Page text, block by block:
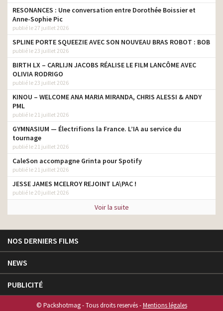
RESONANCES : Une conversation entre Dorothée Boissier et
Anne-Sophie Pic
publié le 27 juillet 2026
SPLINE PORTE SQUEEZIE AVEC SON NOUVEAU BRAS ROBOT : BOB
publié le 23 juillet 2026
BIRTH LX – CARLIJN JACOBS RÉALISE LE FILM LANCÔME AVEC
OLIVIA RODRIGO
publié le 23 juillet 2026
KINOU – WELCOME ANA MARIA MIRANDA, CHRIS ALESSI & ANDY
PML
publié le 21 juillet 2026
GYMNASIUM — Électrifions la France. L’IA au service du
tournage
publié le 21 juillet 2026
CaleSon accompagne Grinta pour Spotify
publié le 21 juillet 2026
JESSE JAMES MCELROY REJOINT LA\PAC !
publié le 20 juillet 2026
Voir la suite
NOS DERNIERS FILMS
NEWS
PUBLICITÉ
© Packshotmag - Tous droits reservés -Mentions légales